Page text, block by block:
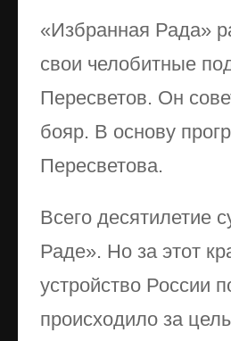
«Избранная Рада»
свои челобитные
Пересветов. Он
бояр. В основу
Пересветова.
Всего десятилетие
Раде». Но за этот
устройство России
происходило за